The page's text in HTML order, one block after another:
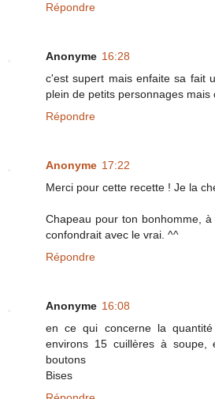
Répondre
Anonyme 16:28
c'est supert mais enfaite sa fait
plein de petits personnages mais
Répondre
Anonyme 17:22
Merci pour cette recette ! Je la
Chapeau pour ton bonhomme,
confondrait avec le vrai. ^^
Répondre
Anonyme 16:08
en ce qui concerne la
environs 15 cuillères à
boutons
Bises